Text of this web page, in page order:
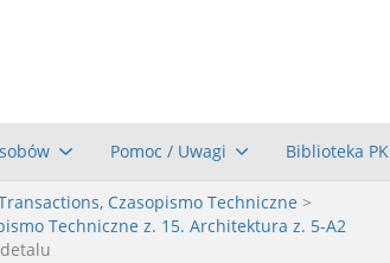
Pomoc / Uwagi Biblioteka PK
Czasopismo Techniczne >
Techniczne z. 15. Architektura z. 5-A2